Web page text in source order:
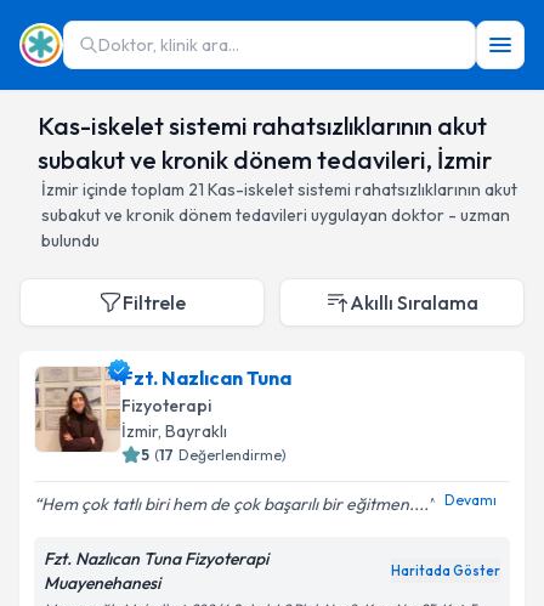
Doktor, klinik ara...
Kas-iskelet sistemi rahatsızlıklarının akut
subakut ve kronik dönem tedavileri, İzmir
İzmiriçinde toplam 21 Kas-iskelet sistemi rahatsızlıklarının akut
subakut ve kronik dönem tedavileri uygulayan doktor - uzman
bulundu
Filtrele Akıllı Sıralama
Fzt. Nazlıcan Tuna
Fizyoterapi
İzmir, Bayraklı
5 (17 Değerlendirme)
Hem çok tatlı biri hem de çok başarılı bir eğitmen.... Devamı
Fzt. Nazlıcan Tuna Fizyoterapi
Muayenehanesi
Haritada Göster